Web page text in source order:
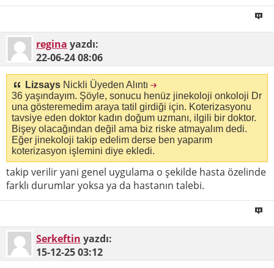
regina yazdı:
22-06-2408:06
Lizsays Nickli Üyeden Alıntı
36 yaşındayım. Şöyle, sonucu henüz jinekoloji onkoloji Dr
una gösteremedim araya tatil girdiği için. Koterizasyonu
tavsiye eden doktor kadın doğum uzmanı, ilgili bir doktor.
Bişey olacağından değil ama biz riske atmayalım dedi.
Eğer jinekoloji takip edelim derse ben yaparım
koterizasyon işlemini diye ekledi.
takip verilir yani genel uygulama o şekilde hasta özelinde
farklı durumlar yoksa ya da hastanın talebi.
Serkeftin yazdı:
15-12-2503:12